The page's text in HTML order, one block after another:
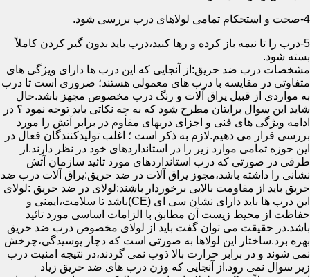
4-صحت و استحکام تمامی لولاهای درب بررسی شود.
5-درب را تا نیمه باز کرده و رها کنید،درب باید بدون گیر کردن کاملاً
بسته شود.
مشخصات درب ضد حریق:از آنجایی که این درب ها دارای ویژگی های
متفاوتی در مقایسه با درب های معمولی هستند؛ ضروری است تا درب
به مواردی از قبیل یراق آلات و رنگ درب مخصوص مجهز باشد.حال
شاید این سوال برایتان مطرح شود که به چه نکاتی باید توجه نمود ؟ در
ادامه ویژگی های فنی و اجزای دربهای مقاوم در برابر آتش را مورد
بررسی قرار می دهیم.لازم به ذکر است ؛ اغلب تولیدکنندگان فعال در
این حوزه تمامی موارد زیر را در استانداردهای خود در نظر دارند.از
طرفی در صورتی که درب استانداردهای مورد تائید سازمان آتش
نشانی را داشته باشد،مجوز یراق آلات در ضد حریق:یراق آلات درب ضد
حریق باید از مقاومت بالایی برخوردار باشند:لولای در ضد حریق :لولای
این درب ها باید دارای نشان سی ای (CE)باشد تا سلامت،ایمنی و
حفاظت از محیط زیست آن مطابق با الزامات اساسی مورد تائید
باشد.در حقیقت می توان گفت باید از لولای مخصوص درب ضد حریق
بهره برد.ساختار این لولاها به صورتی است که دچار پوسیدگی،چرخش
نمی شوند و در برابر حرارت بالا ذوب نمی گردند،در نتیجه امنیت درب
زیر سوال نمی رود.از آنجایی که وزن درب های ضد حریق زیاد